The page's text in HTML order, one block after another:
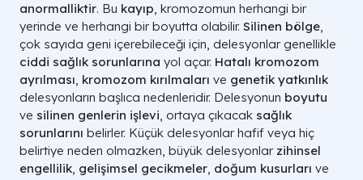
anormalliktir. Bu kayıp, kromozomun herhangi bir
yerinde ve herhangi bir boyutta olabilir. Silinen bölge,
çok sayıda geni içerebileceği için, delesyonlar genellikle
ciddi sağlık sorunlarına yol açar. Hatalı kromozom
ayrılması, kromozom kırılmaları ve genetik yatkınlık
delesyonların başlıca nedenleridir. Delesyonun boyutu
ve silinen genlerin işlevi, ortaya çıkacak sağlık
sorunlarını belirler. Küçük delesyonlar hafif veya hiç
belirtiye neden olmazken, büyük delesyonlar zihinsel
engellilik, gelişimsel gecikmeler, doğum kusurları ve